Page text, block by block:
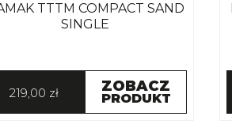
TTTM COMPACT SAND
SINGLE
219,00 zł ZOBACZ
PRODUKT